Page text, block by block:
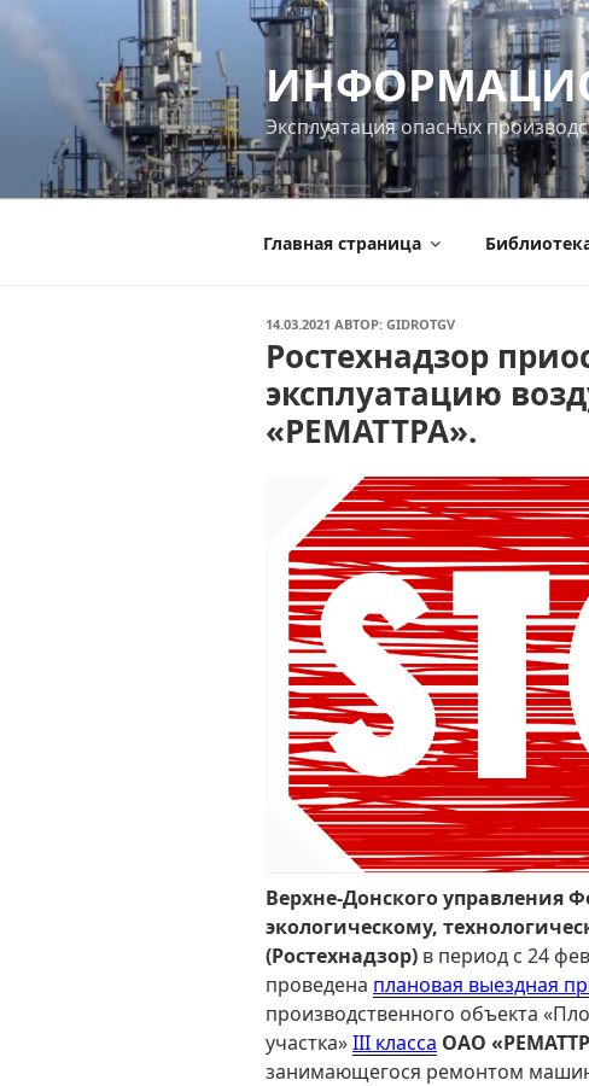
содержимому
Эксплуатация опасных
Главная страница
ОПУБЛИКОВАНО
14.03.2021 АВТОР: GIDROTGV
Ростехнадзор
эксплуатацию
«РЕМАТТРА».
Верхне-Донского управления
экологическому,
(Ростехнадзор) в период с 24
проведена плановая выездная
производственного объекта
участка»III класса ОАО
занимающегося ремонтом